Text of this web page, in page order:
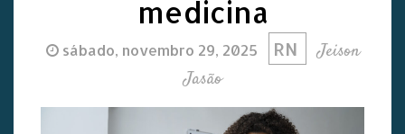
medicina
sábado, novembro 29, 2025 RN
Jeison
Jasão